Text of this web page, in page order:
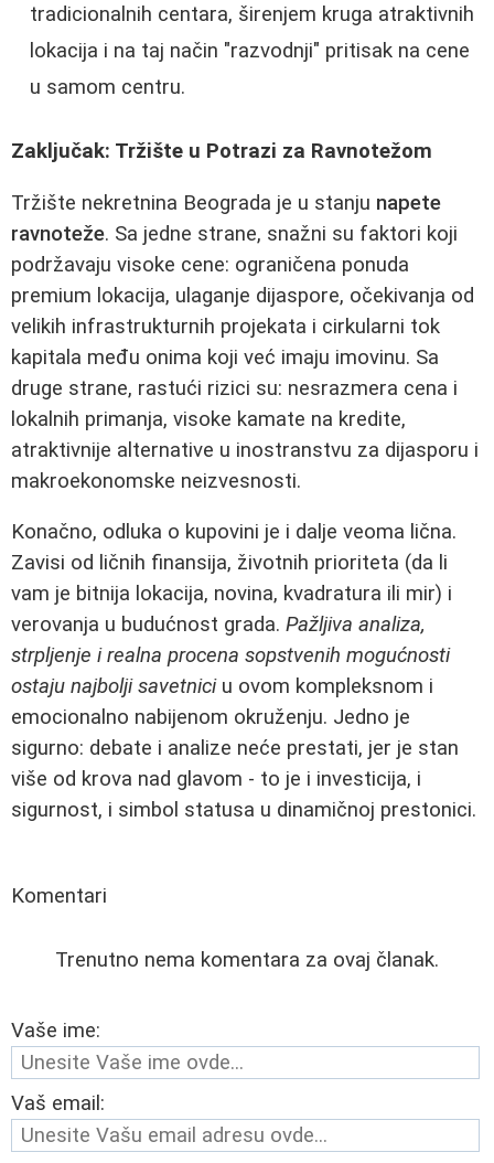
tradicionalnih centara, širenjem kruga atraktivnih
lokacija i na taj način "razvodnji" pritisak na cene
u samom centru.
Zaključak: Tržište u Potrazi za Ravnotežom
Tržište nekretnina Beograda je u stanju napete
ravnoteže. Sa jedne strane, snažni su faktori koji
podržavaju visoke cene: ograničena ponuda
premium lokacija, ulaganje dijasporе, očekivanja od
velikih infrastrukturnih projekata i cirkularni tok
kapitala među onima koji već imaju imovinu. Sa
druge strane, rastući rizici su: nesrazmera cena i
lokalnih primanja, visoke kamate na kredite,
atraktivnije alternative u inostranstvu za dijasporu i
makroekonomske neizvesnosti.
Konačno, odluka o kupovini je i dalje veoma lična.
Zavisi od ličnih finansija, životnih prioriteta (da li
vam je bitnija lokacija, novina, kvadratura ili mir) i
verovanja u budućnost grada. Pažljiva analiza,
strpljenje i realna procena sopstvenih mogućnosti
ostaju najbolji savetniciu ovom kompleksnom i
emocionalno nabijenom okruženju. Jedno je
sigurno: debate i analize neće prestati, jer je stan
više od krova nad glavom - to je i investicija, i
sigurnost, i simbol statusa u dinamičnoj prestonici.
Komentari
Trenutno nema komentara za ovaj članak.
Vaše ime:
Vaš email: